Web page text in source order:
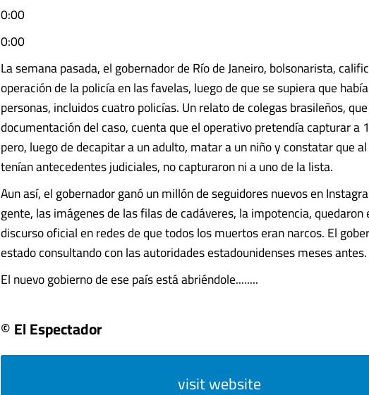
0:00
0:00
La semana pasada, el gobernador de Río de Janeiro, bolsonarista,
operación de la policía en las favelas, luego de que se supiera que
personas, incluidos cuatro policías. Un relato de colegas brasileños,
documentación del caso, cuenta que el operativo pretendía capturar a
pero, luego de decapitar a un adulto, matar a un niño y constatar que
tenían antecedentes judiciales, no capturaron ni a uno de la lista.
Aun así, el gobernador ganó un millón de seguidores nuevos en
gente, las imágenes de las filas de cadáveres, la impotencia,
discurso oficial en redes de que todos los muertos eran narcos. El
estado consultando con las autoridades estadounidenses meses antes.
El nuevo gobierno de ese país está abriéndole........
© El Espectador
visit website